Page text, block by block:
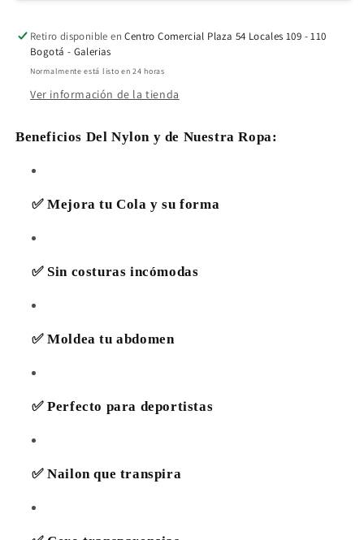
Retiro disponible enCentro Comercial Plaza 54 Locales 109 - 110
Bogotá - Galerias
Normalmente está listo en 24 horas
Ver información de la tienda
Beneficios Del Nylon y de Nuestra Ropa:
✅ Mejora tu Cola y su forma
✅ Sin costuras incómodas
✅ Moldea tu abdomen
✅ Perfecto para deportistas
✅ Nailon que transpira